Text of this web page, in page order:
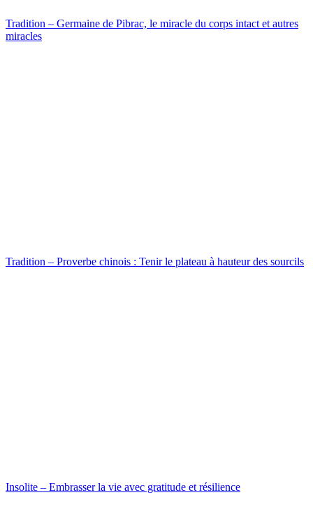
Tradition – Germaine de Pibrac, le miracle du corps intact et autres
miracles
Tradition – Proverbe chinois : Tenir le plateau à hauteur des sourcils
Insolite – Embrasser la vie avec gratitude et résilience